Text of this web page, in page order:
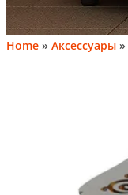
Home » Аксессуары »